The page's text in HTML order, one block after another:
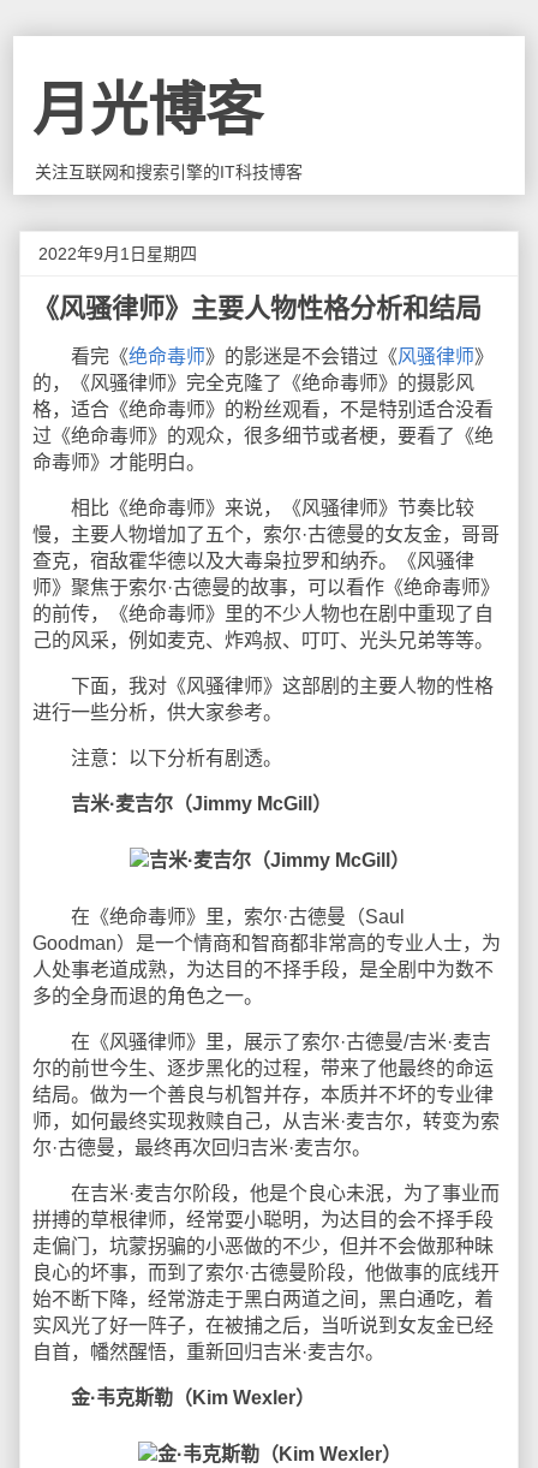
月光博客
关注互联网和搜索引擎的IT科技博客
2022年9月1日星期四
《风骚律师》主要人物性格分析和结局
看完《绝命毒师》的影迷是不会错过《风骚律师》
的，《风骚律师》完全克隆了《绝命毒师》的摄影风
格，适合《绝命毒师》的粉丝观看，不是特别适合没看
过《绝命毒师》的观众，很多细节或者梗，要看了《绝
命毒师》才能明白。
相比《绝命毒师》来说，《风骚律师》节奏比较
慢，主要人物增加了五个，索尔·古德曼的女友金，哥哥
查克，宿敌霍华德以及大毒枭拉罗和纳乔。《风骚律
师》聚焦于索尔·古德曼的故事，可以看作《绝命毒师》
的前传，《绝命毒师》里的不少人物也在剧中重现了自
己的风采，例如麦克、炸鸡叔、叮叮、光头兄弟等等。
下面，我对《风骚律师》这部剧的主要人物的性格
进行一些分析，供大家参考。
注意：以下分析有剧透。
吉米·麦吉尔（Jimmy McGill）
在《绝命毒师》里，索尔·古德曼（Saul
Goodman）是一个情商和智商都非常高的专业人士，为
人处事老道成熟，为达目的不择手段，是全剧中为数不
多的全身而退的角色之一。
在《风骚律师》里，展示了索尔·古德曼/吉米·麦吉
尔的前世今生、逐步黑化的过程，带来了他最终的命运
结局。做为一个善良与机智并存，本质并不坏的专业律
师，如何最终实现救赎自己，从吉米·麦吉尔，转变为索
尔·古德曼，最终再次回归吉米·麦吉尔。
在吉米·麦吉尔阶段，他是个良心未泯，为了事业而
拼搏的草根律师，经常耍小聪明，为达目的会不择手段
走偏门，坑蒙拐骗的小恶做的不少，但并不会做那种昧
良心的坏事，而到了索尔·古德曼阶段，他做事的底线开
始不断下降，经常游走于黑白两道之间，黑白通吃，着
实风光了好一阵子，在被捕之后，当听说到女友金已经
自首，幡然醒悟，重新回归吉米·麦吉尔。
金·韦克斯勒（Kim Wexler）